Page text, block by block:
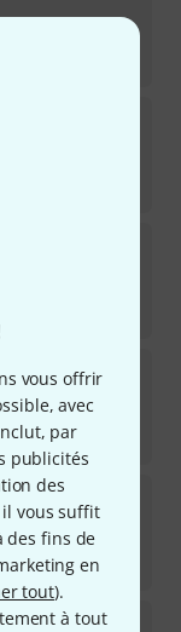
vous offrir
avec
par
publicités
des
il vous suffit
des fins de
en
tout).
à tout
Sponges
S